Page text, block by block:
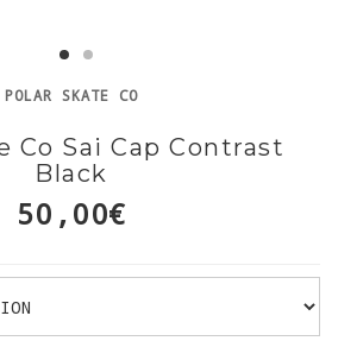
POLAR SKATE CO
Co Sai Cap Contrast
Black
50,00€